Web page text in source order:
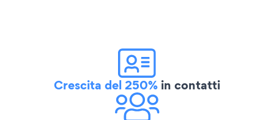
Crescita del 250% in contatti